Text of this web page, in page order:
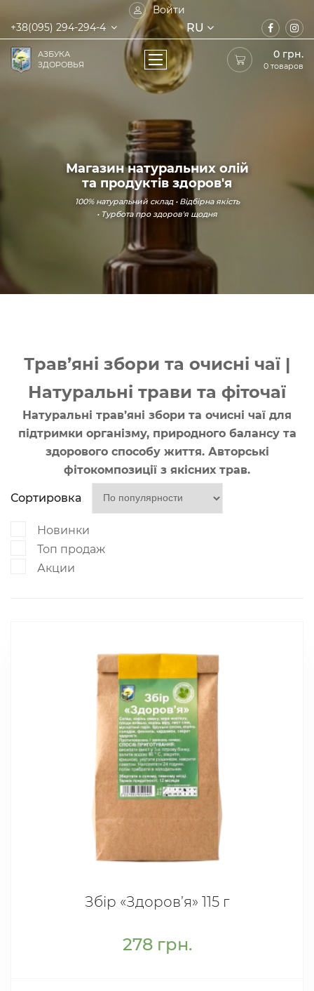
Войти
+38(095) 294-294-4
RU
АЗБУКА
ЗДОРОВЬЯ
0 грн.
0 товаров
Магазин натуральних олій
та продуктів здоров'я
100% натуральний склад • Відбірна якість
• Турбота про здоров'я щодня
Трав’яні збори та очисні чаї |
Натуральні трави та фіточаї
Натуральні трав’яні збори та очисні чаї для
підтримки організму, природного балансу та
здорового способу життя. Авторські
фітокомпозиції з якісних трав.
Новинки
Топ продаж
Акции
Сортировка
Збір «Здоров’я» 115 г
278грн.